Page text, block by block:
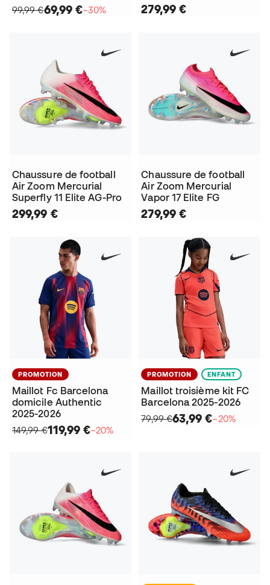
99,99 €69,99 €−30% 279,99 €
Chaussure de football
Air Zoom Mercurial
Superfly 11 Elite AG-Pro
299,99 €
Chaussure de football
Air Zoom Mercurial
Vapor 17 Elite FG
279,99 €
PROMOTION
Maillot Fc Barcelona
domicile Authentic
2025-2026
149,99 €119,99 €−20%
PROMOTION ENFANT
Maillot troisième kit FC
Barcelona 2025-2026
79,99 €63,99 €−20%